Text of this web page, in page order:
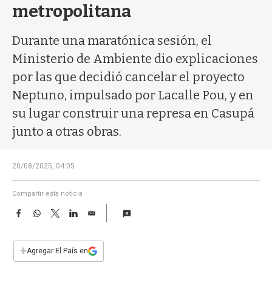
metropolitana
Durante una maratónica sesión, el
Ministerio de Ambiente dio explicaciones
por las que decidió cancelar el proyecto
Neptuno, impulsado por Lacalle Pou, y en
su lugar construir una represa en Casupá
junto a otras obras.
20/08/2025, 04:05
Compartir esta noticia
F
e
b
W
s
T
w
t
L
E
i
l
+Agregar El País en